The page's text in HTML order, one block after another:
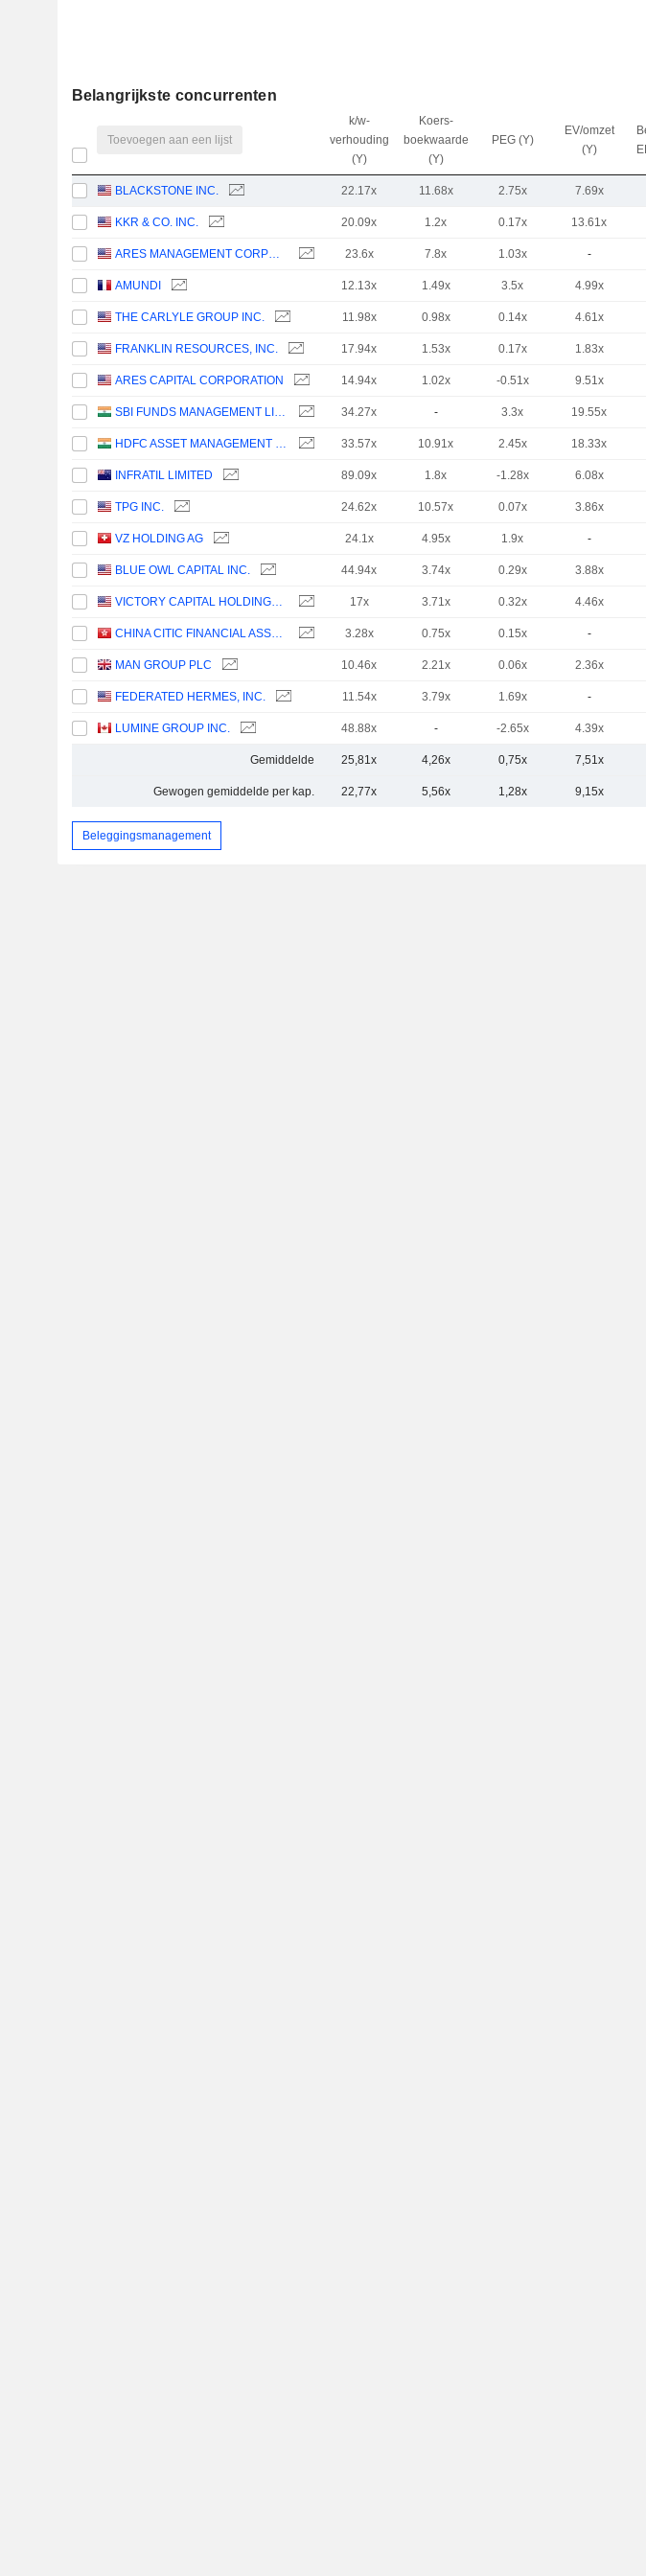
Belangrijkste concurrenten
Toevoegen aan een lijst
k/w-
verhouding
(Y)
Koers-
boekwaarde
(Y)
PEG (Y)
EV/omzet
(Y)
BLACKSTONE INC. 22.17x 11.68x 2.75x 7.69x
KKR & CO. INC. 20.09x 1.2x 0.17x 13.61x
ARES MANAGEMENT CORPORATION 23.6x 7.8x 1.03x -
AMUNDI 12.13x 1.49x 3.5x 4.99x
THE CARLYLE GROUP INC. 11.98x 0.98x 0.14x 4.61x
FRANKLIN RESOURCES, INC. 17.94x 1.53x 0.17x 1.83x
ARES CAPITAL CORPORATION 14.94x 1.02x -0.51x 9.51x
SBI FUNDS MANAGEMENT LIMITED 34.27x - 3.3x 19.55x
HDFC ASSET MANAGEMENT COMPANY LIMITED 33.57x 10.91x 2.45x 18.33x
INFRATIL LIMITED 89.09x 1.8x -1.28x 6.08x
TPG INC. 24.62x 10.57x 0.07x 3.86x
VZ HOLDING AG 24.1x 4.95x 1.9x -
BLUE OWL CAPITAL INC. 44.94x 3.74x 0.29x 3.88x
VICTORY CAPITAL HOLDINGS, INC. 17x 3.71x 0.32x 4.46x
CHINA CITIC FINANCIAL ASSET MANAGEMENT CO., LTD. 3.28x 0.75x 0.15x -
MAN GROUP PLC 10.46x 2.21x 0.06x 2.36x
FEDERATED HERMES, INC. 11.54x 3.79x 1.69x -
LUMINE GROUP INC. 48.88x - -2.65x 4.39x
Gemiddelde 25,81x 4,26x 0,75x 7,51x
Gewogen gemiddelde per kap. 22,77x 5,56x 1,28x 9,15x
Beleggingsmanagement